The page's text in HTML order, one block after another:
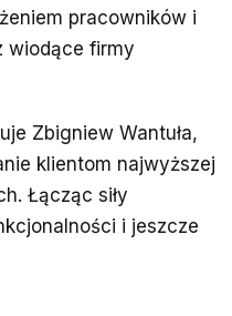
pracowników i
wiodące firmy
Zbigniew Wantuła,
klientom najwyższej
Łącząc siły
i jeszcze